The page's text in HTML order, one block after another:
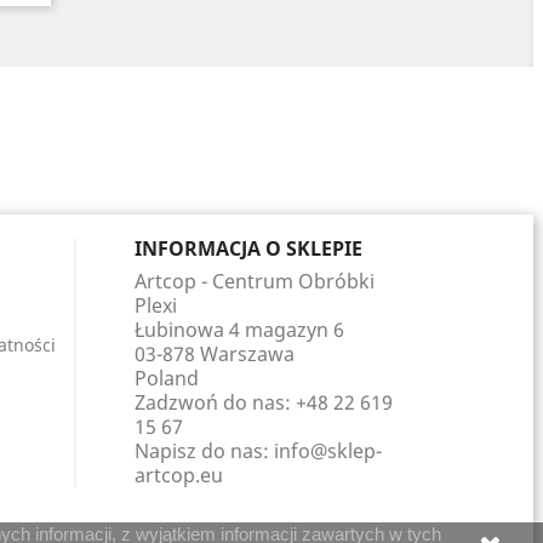
INFORMACJA O SKLEPIE
Artcop - Centrum Obróbki
Plexi
Łubinowa 4 magazyn 6
03-878 Warszawa
Poland
Zadzwoń do nas: +48 22 619
15 67
Napisz do nas: info@sklep-
artcop.eu
informacji, z wyjątkiem informacji zawartych w tych